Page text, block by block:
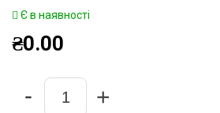
Є в наявності
₴0.00
Quantity
- +